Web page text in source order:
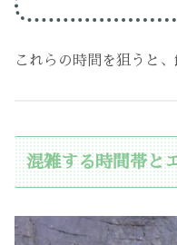
これらの時間を狙うと
混雑する時間帯と